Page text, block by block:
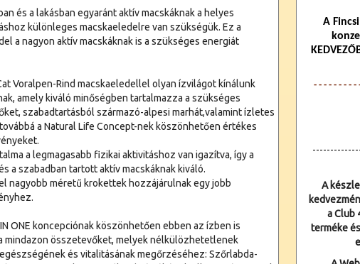
és a lakásban egyaránt aktív macskáknak a helyes
különleges macskaeledelre van szükségük. Ez a
a nagyon aktív macskáknak is a szükséges energiát
Voralpen-Rind macskaeledellel olyan ízvilágot kínálunk
amely kiváló minőségben tartalmazza a szükséges
szabadtartásból származó-alpesi marhát,valamint ízletes
a Natural Life Concept-nek köszönhetően értékes
a legmagasabb fizikai aktivitáshoz van igazítva, így a
a szabadban tartott aktív macskáknak kiváló.
nagyobb méretű krokettek hozzájárulnak egy jobb
ONE koncepciónak köszönhetően ebben az ízben is
mindazon összetevőket, melyek nélkülözhetetlenek
és vitalitásának megőrzéséhez: Szőrlabda-
A
- - - - - - - - -
A
a Club
terméke és